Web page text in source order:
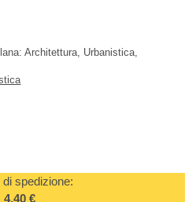
Architettura, Urbanistica,
di spedizione:
4,40 €